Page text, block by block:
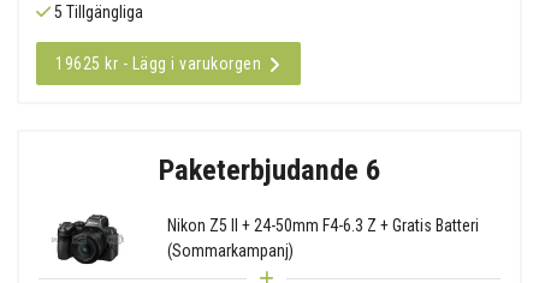
5 Tillgängliga
19625 kr - Lägg i varukorgen
Paketerbjudande 6
Nikon Z5 II + 24-50mm F4-6.3 Z + Gratis Batteri
(Sommarkampanj)